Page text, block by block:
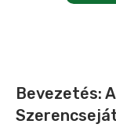
Bevezetés: